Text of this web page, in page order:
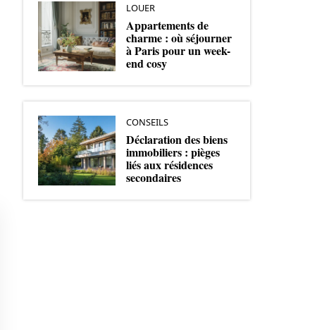
LOUER
Appartements de
charme : où séjourner
à Paris pour un week-
end cosy
CONSEILS
Déclaration des biens
immobiliers : pièges
liés aux résidences
secondaires